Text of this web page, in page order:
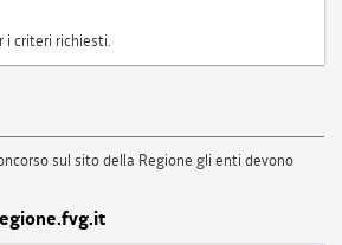
i criteri richiesti.
sul sito della Regione gli enti devono